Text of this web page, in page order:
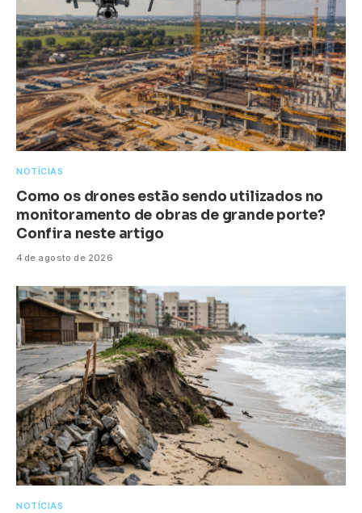
NOTÍCIAS
Como os drones estão sendo utilizados no
monitoramento de obras de grande porte?
Confira neste artigo
4 de agosto de 2026
NOTÍCIAS